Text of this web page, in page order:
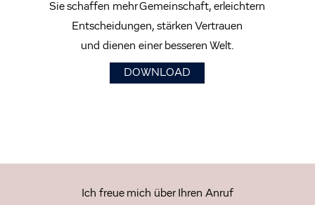
Sie schaffen mehr Gemeinschaft, erleichtern
Entscheidungen, stärken Vertrauen
und dienen einer besseren Welt.
DOWNLOAD
Ich freue mich über Ihren Anruf